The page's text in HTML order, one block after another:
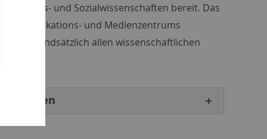
Geistes- und Sozialwissenschaften bereit. Das
Kommunikations- und Medienzentrums
aber grundsätzlich allen wissenschaftlichen
Tübingen